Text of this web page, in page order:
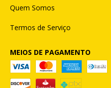
Quem Somos
Termos de Serviço
MEIOS DE PAGAMENTO